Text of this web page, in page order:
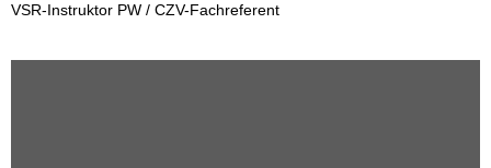
VSR-Instruktor PW / CZV-Fachreferent